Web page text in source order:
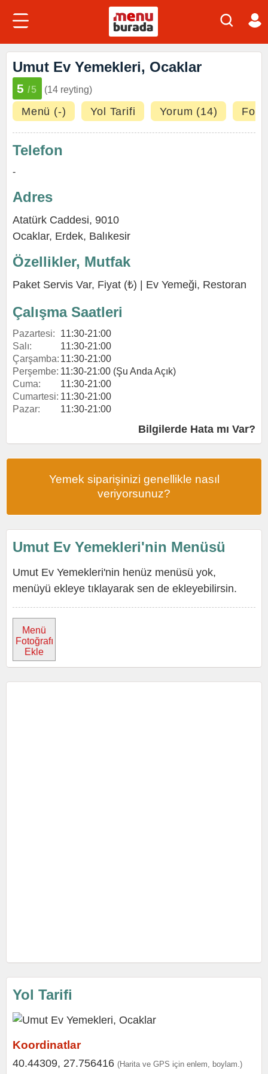
Umut Ev Yemekleri, Ocaklar
5 /5 (14 reyting)
Menü (-) Yol Tarifi Yorum (14)
Telefon
-
Adres
Atatürk Caddesi, 9010
Ocaklar, Erdek, Balıkesir
Özellikler, Mutfak
Paket Servis Var, Fiyat (₺) | Ev Yemeği, Restoran
Çalışma Saatleri
Pazartesi:
11:30-21:00
Salı:
11:30-21:00
Çarşamba: 11:30-21:00
Perşembe: 11:30-21:00 (Şu Anda Açık)
Cuma:
11:30-21:00
Cumartesi: 11:30-21:00
Pazar:
11:30-21:00
Bilgilerde Hata mı Var?
Yemek siparişinizi genellikle nasıl
veriyorsunuz?
Umut Ev Yemekleri'nin Menüsü
Umut Ev Yemekleri'nin henüz menüsü yok,
menüyü ekleye tıklayarak sen de ekleyebilirsin.
Menü
Fotoğrafı
Ekle
Yol Tarifi
Koordinatlar
40.44309, 27.756416 (Harita ve GPS için enlem, boylam.)